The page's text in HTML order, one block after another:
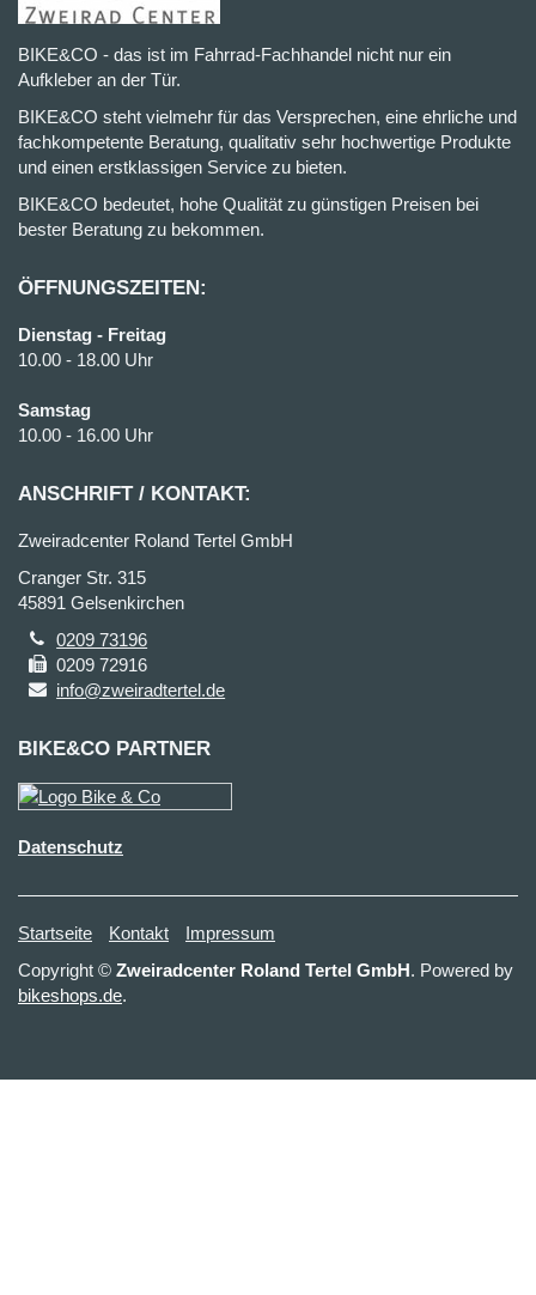
BIKE&CO - das ist im Fahrrad-Fachhandel nicht nur ein
Aufkleber an der Tür.
BIKE&CO steht vielmehr für das Versprechen, eine ehrliche und
fachkompetente Beratung, qualitativ sehr hochwertige Produkte
und einen erstklassigen Service zu bieten.
BIKE&CO bedeutet, hohe Qualität zu günstigen Preisen bei
bester Beratung zu bekommen.
ÖFFNUNGSZEITEN:
Dienstag - Freitag
10.00 - 18.00 Uhr
Samstag
10.00 - 16.00 Uhr
ANSCHRIFT / KONTAKT:
Zweiradcenter Roland Tertel GmbH
Cranger Str. 315
45891 Gelsenkirchen
0209 73196
0209 72916
info@zweiradtertel.de
BIKE&CO PARTNER
Datenschutz
Startseite Kontakt
Impressum
Copyright © Zweiradcenter Roland Tertel GmbH. Powered by
bikeshops.de.